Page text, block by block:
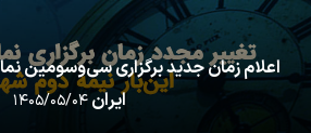
اعلام زمان جدید برگزاری سی‌وسومین
ایران۱۴۰۵/۰۵/۰۴